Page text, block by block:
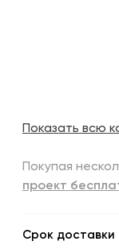
Показать всю
Покупая
проект
Срок доставки